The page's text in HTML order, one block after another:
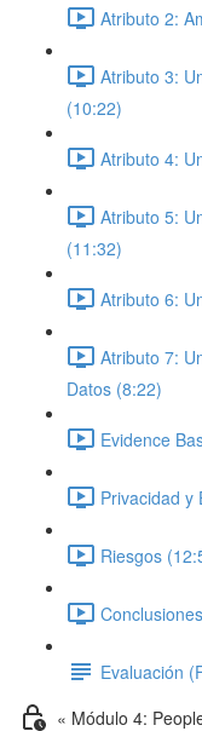
Atributo 2:
Atributo 3:
(10:22)
Atributo 4:
Atributo 5:
(11:32)
Atributo 6:
Atributo 7:
Datos (8:22)
Evidence
Privacidad y
Riesgos
Evaluación
« Módulo 4: